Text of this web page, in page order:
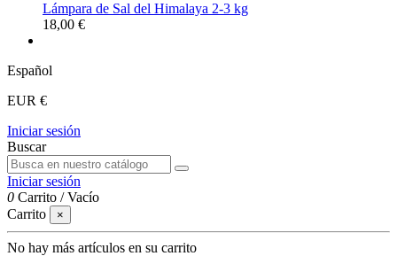
Lámpara de Sal del Himalaya 2-3 kg
18,00 €
Español
EUR €
Iniciar sesión
Buscar
Iniciar sesión
0 Carrito /Vacío
Carrito
×
No hay más artículos en su carrito